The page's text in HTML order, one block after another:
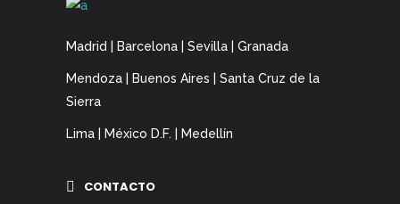
Madrid | Barcelona | Sevilla | Granada
Mendoza | Buenos Aires | Santa Cruz de la
Sierra
Lima | México D.F. | Medellín
CONTACTO